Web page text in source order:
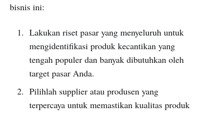
bisnis ini:
Lakukan riset pasar yang menyeluruh untuk
mengidentifikasi produk kecantikan yang
tengah populer dan banyak dibutuhkan oleh
target pasar Anda.
Pilihlah supplier atau produsen yang
terpercaya untuk memastikan kualitas produk